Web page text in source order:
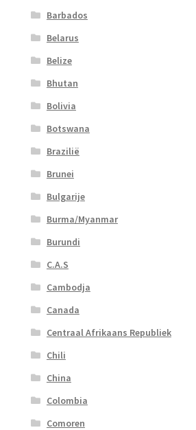
Barbados
Belarus
Belize
Bhutan
Bolivia
Botswana
Brazilië
Brunei
Bulgarije
Burma/Myanmar
Burundi
C.A.S
Cambodja
Canada
Centraal Afrikaans Republiek
Chili
China
Colombia
Comoren